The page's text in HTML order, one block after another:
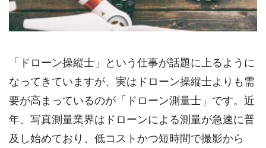
「ドローン操縦士」という仕事が話題に上るように
なってきていますが、実はドローン操縦士よりも需
要が高まっているのが「ドローン測量士」です。近
年、写真測量業界はドローンによる測量が急速に普
及し始めており、低コストかつ短時間で撮影から